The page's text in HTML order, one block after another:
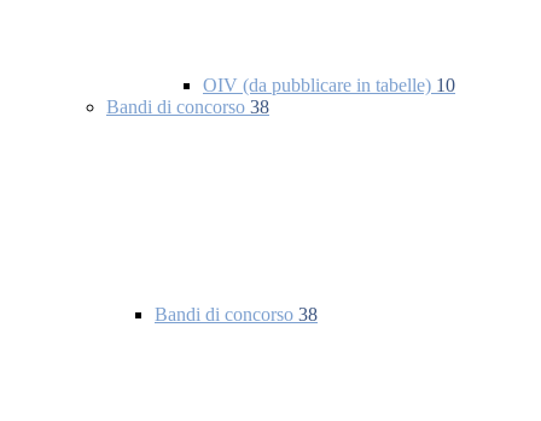
OIV (da pubblicare in tabelle) 10
Bandi di concorso 38
Bandi di concorso 38